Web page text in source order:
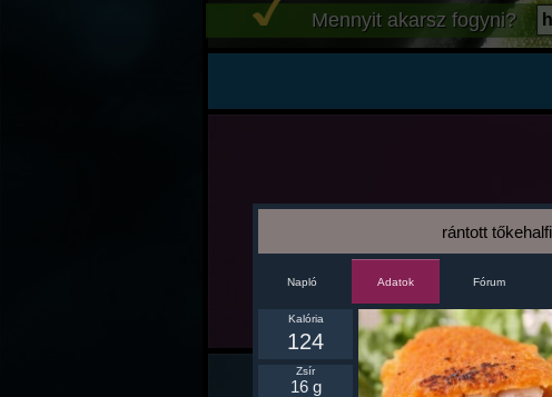
Mennyit akarsz fogyni?
rántott
Napló Adatok Fórum
Kalória
124
Zsír
16 g